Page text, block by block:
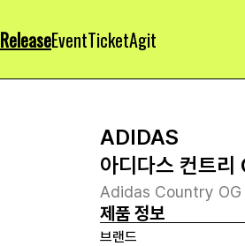
ReleaseEventTicketAgit
ADIDAS
아디다스 컨트리
Adidas Country
제품 정보
브랜드